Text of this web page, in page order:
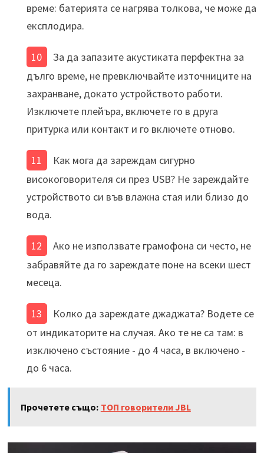
време: батерията се нагрява толкова, че може да
експлодира.
За да запазите акустиката перфектна за
дълго време, не превключвайте източниците на
захранване, докато устройството работи.
Изключете плейъра, включете го в друга
притурка или контакт и го включете отново.
Как мога да зареждам сигурно
високоговорителя си през USB? Не зареждайте
устройството си във влажна стая или близо до
вода.
Ако не използвате грамофона си често, не
забравяйте да го зареждате поне на всеки шест
месеца.
Колко да зареждате джаджата? Водете се
от индикаторите на случая. Ако те не са там: в
изключено състояние - до 4 часа, в включено -
до 6 часа.
Прочетете също: ТОП говорители JBL